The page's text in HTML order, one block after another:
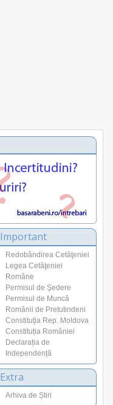
Important
Redobândirea Cetăţeniei
Legea Cetăţeniei
Române
Permisul de Şedere
Permisul de Muncă
Românii de Pretutindeni
Constituţia Rep. Moldova
Constituția României
Declarația de
Independență
Extra
Arhiva de Știri